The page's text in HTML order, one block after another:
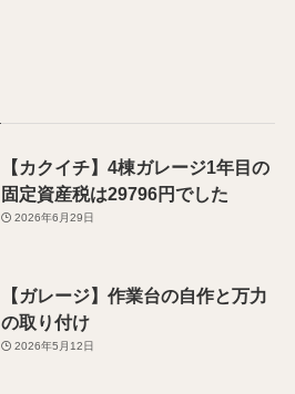
【カクイチ】4棟ガレージ1年目の
固定資産税は29796円でした
2026年6月29日
【ガレージ】作業台の自作と万力
の取り付け
2026年5月12日